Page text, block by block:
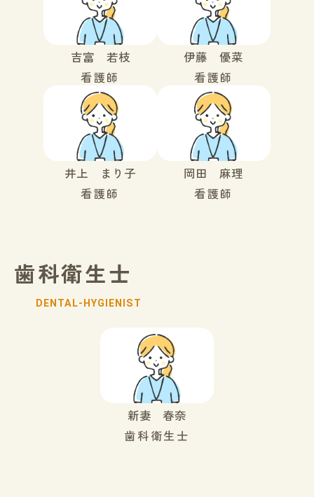
吉富 若枝
看護師
伊藤 優菜
看護師
井上 まり子
看護師
岡田 麻理
看護師
歯科衛生士
DENTAL-HYGIENIST
新妻 春奈
歯科衛生士